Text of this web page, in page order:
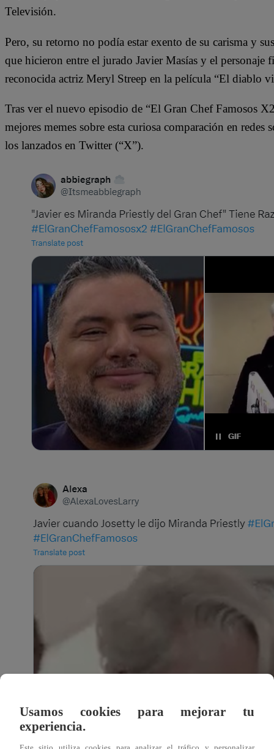
Televisión.
Pero, su retorno no podía estar exento de su carisma y
que hicieron entre el jurado Javier Masías y el
reconocida actriz Meryl Streep en la película “El diablo
Tras ver el nuevo episodio de “El Gran Chef Famosos
mejores memes sobre esta curiosa comparación en
los lanzados en Twitter (“X”).
Usamos cookies para mejorar tu
experiencia.